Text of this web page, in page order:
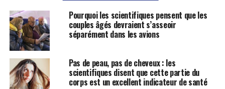
Pourquoi les scientifiques pensent que les
couples âgés devraient s’asseoir
séparément dans les avions
Pas de peau, pas de cheveux : les
scientifiques disent que cette partie du
corps est un excellent indicateur de santé